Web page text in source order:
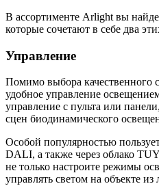
В ассортименте Arlight вы
которые сочетают в себе два
Управление
Помимо выбора качественного
удобное управление
управление с пульта или
сцен биодинамического
Особой популярностью
DALI, а также через облако
не только настроите режимы
управлять светом на объекте